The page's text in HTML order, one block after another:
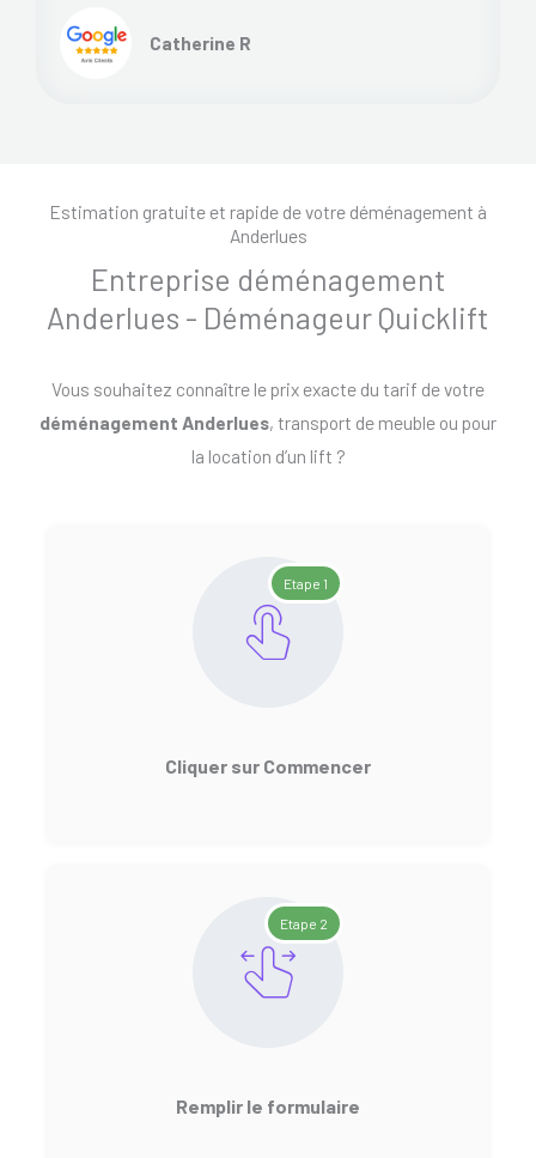
Catherine R
Estimation gratuite et rapide de votre déménagement à
Anderlues
Entreprise déménagement
Anderlues - Déménageur Quicklift
Vous souhaitez connaître le prix exacte du tarif de votre
déménagement Anderlues, transport de meuble ou pour
la location d’un lift ?
Etape 1
Cliquer sur Commencer
Etape 2
Remplir le formulaire